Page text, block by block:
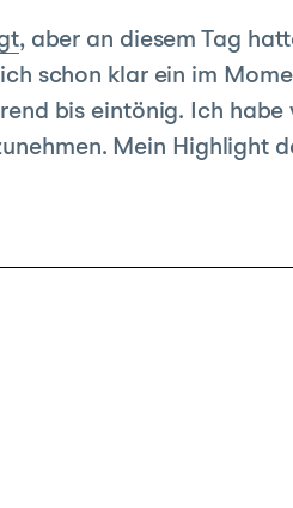
, aber an diesem Tag
schon klar ein im
bis eintönig. Ich
Mein Highlight